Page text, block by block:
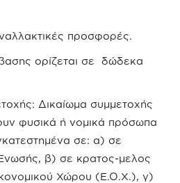
προσφορές.
ορίζεται σε δώδεκα
Δικαίωμα συμμετοχής
φυσικά ή νομικά πρόσωπα
σε: α) σε
β) σε κρατος-μελος
Χώρου (Ε.Ο.Χ.), γ)